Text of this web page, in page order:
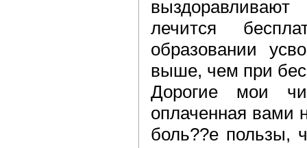
лечится
образовании
выше, чем при
Дорогие мои
оплаченная вами
боль??е пользы,